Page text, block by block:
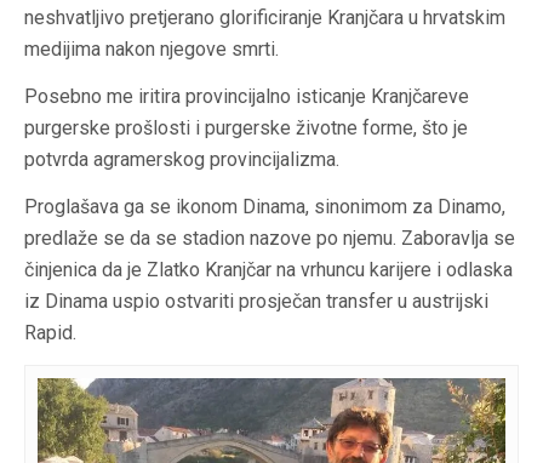
neshvatljivo pretjerano glorificiranje Kranjčara u hrvatskim
medijima nakon njegove smrti.
Posebno me iritira provincijalno isticanje Kranjčareve
purgerske prošlosti i purgerske životne forme, što je
potvrda agramerskog provincijalizma.
Proglašava ga se ikonom Dinama, sinonimom za Dinamo,
predlaže se da se stadion nazove po njemu. Zaboravlja se
činjenica da je Zlatko Kranjčar na vrhuncu karijere i odlaska
iz Dinama uspio ostvariti prosječan transfer u austrijski
Rapid.